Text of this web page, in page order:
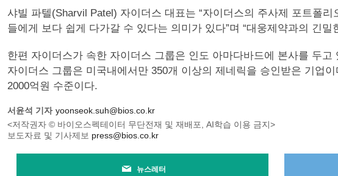
샤빌 파텔(Sharvil Patel) 자이더스 대표는 “자이더스의 주사제 포트폴
들에게 보다 쉽게 다가갈 수 있다는 의미가 있다”며 “대웅제약과의 긴
한편 자이더스가 속한 자이더스 그룹은 인도 아마다바드에 본사를 두
자이더스 그룹은 미국내에서만 350개 이상의 제네릭을 승인받은 기업
2000억원 수준이다.
서윤석 기자 yoonseok.suh@bios.co.kr
<저작권자 © 바이오스펙테이터 무단전재 및 재배포, AI학습 이용 금지>
보도자료 및 기사제보 press@bios.co.kr
뉴스레터